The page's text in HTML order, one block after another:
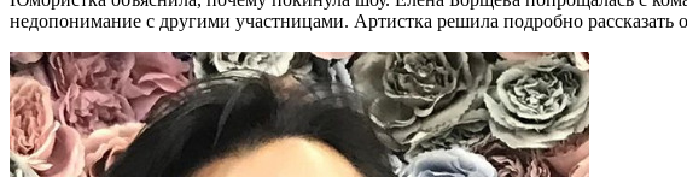
недопонимание с другими участницами. Артистка решила подробно рассказать